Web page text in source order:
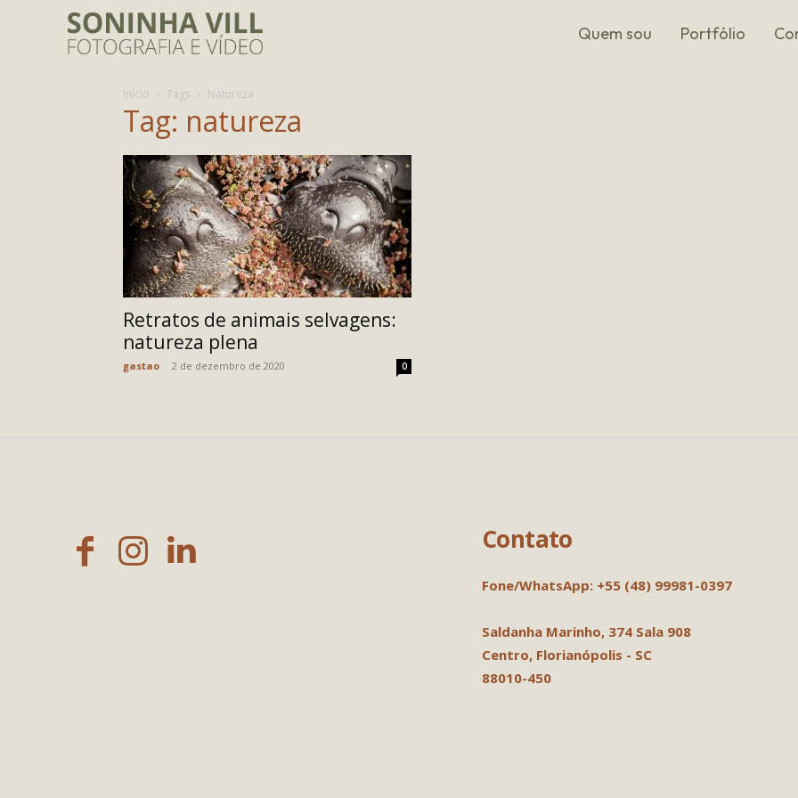
Quem sou Portfólio
Início Tags Natureza
Tag: natureza
Retratos de animais selvagens:
natureza plena
gastao 2 de dezembro de 2020 0
Contato
Fone/WhatsApp: +55 (48) 99981-0397
Saldanha Marinho, 374 Sala 908
Centro, Florianópolis - SC
88010-450